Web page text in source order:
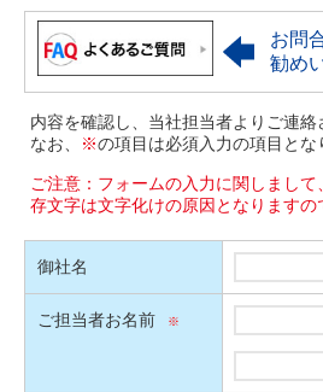
お問
勧め
内容を確認し、当社担当者よりご連絡
なお、
※の項目は必須入力の項目と
ご注意：フォームの入力に関しまし
存文字は文字化けの原因となります
御社名
ご担当者お名前